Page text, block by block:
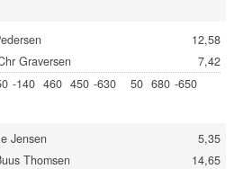
12,58
Graversen
7,42
-140 460 450 -630 50 680 -650
Jensen
5,35
Thomsen
14,65